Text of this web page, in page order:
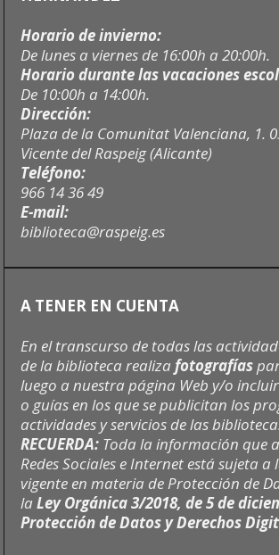
Horario de invierno:
De lunes a viernes de 16:00h a 20:00h.
Horario durante las vacaciones
De 10:00h a 14:00h.
Dirección:
Plaza de la Comunitat Valenciana, 1.
Vicente del Raspeig (Alicante)
Teléfono:
966 14 36 49
E-mail:
biblioteca@raspeig.es
A TENER EN CUENTA
En el transcurso de todas las
de la biblioteca realizafotografías
luego a nuestra página Web y/o
o guías en los que se publicitan los
actividades y servicios de las
RECUERDA: Toda la información que
Redes Sociales e Internet está sujeta a
vigente en materia de Protección de
laLey Orgánica 3/2018, de 5 de
Protección de Datos y Derechos